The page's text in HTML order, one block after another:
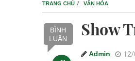
TRANG CHỦ VĂN HÓA
BÌNH
LUẬN
Show
Admin 12/